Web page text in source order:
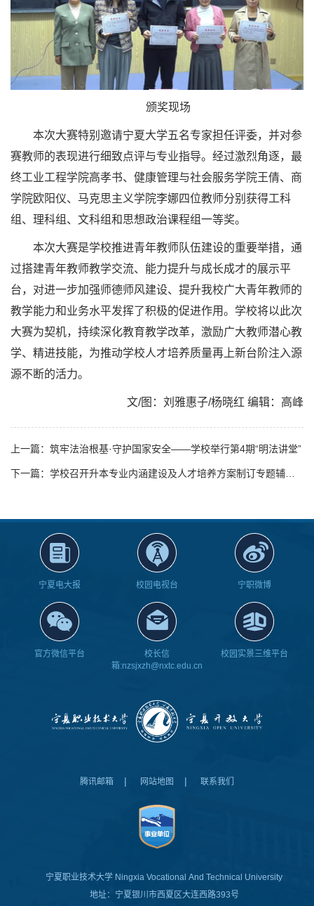
颁奖现场
本次大赛特别邀请宁夏大学五名专家担任评委，并对参
赛教师的表现进行细致点评与专业指导。经过激烈角逐，最
终工业工程学院高孝书、健康管理与社会服务学院王倩、商
学院欧阳仪、马克思主义学院李娜四位教师分别获得工科
组、理科组、文科组和思想政治课程组一等奖。
本次大赛是学校推进青年教师队伍建设的重要举措，通
过搭建青年教师教学交流、能力提升与成长成才的展示平
台，对进一步加强师德师风建设、提升我校广大青年教师的
教学能力和业务水平发挥了积极的促进作用。学校将以此次
大赛为契机，持续深化教育教学改革，激励广大教师潜心教
学、精进技能，为推动学校人才培养质量再上新台阶注入源
源不断的活力。
文/图：刘雅惠子/杨晓红 编辑：高峰
上一篇：筑牢法治根基·守护国家安全——学校举行第4期“明法讲堂”
宁夏电大报 校园电视台 宁职微博
官方微信平台
校长信
箱:nzsjxzh@nxtc.edu.cn
校园实景三维平台
腾讯邮箱 | 网站地图 | 联系我们
宁夏职业技术大学 Ningxia Vocational And Technical University
地址：宁夏银川市西夏区大连西路393号